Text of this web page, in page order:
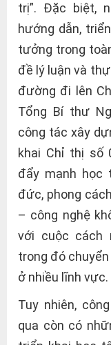
trị”. Đặc biệt,
hướng dẫn,
tưởng trong
đề lý luận và
đường đi lên
Tổng Bí thư
công tác xây
khai Chỉ thị số
đẩy mạnh học
đức, phong
– công nghệ
với cuộc cách
trong đó
ở nhiều lĩnh vực.
Tuy nhiên,
qua còn có